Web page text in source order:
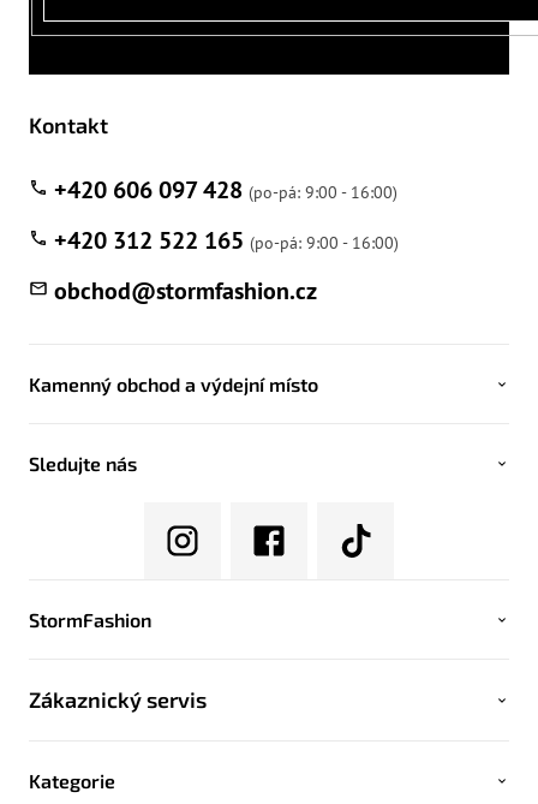
Kontakt
obchod@stormfashion.cz
+420 606 097 428
+420 312 522 165
Kamenný obchod a výdejní místo
Sledujte nás
StormFashion
Zákaznický servis
Kategorie